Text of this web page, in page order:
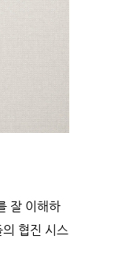
잘 이해하
협진 시스